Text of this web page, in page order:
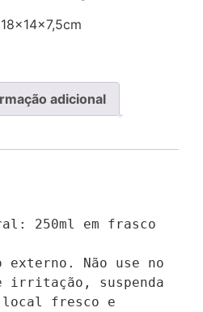
adicional
250ml em frasco
externo. Não use no
irritação, suspenda
local fresco e